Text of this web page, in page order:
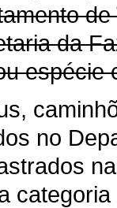
da
espécie
no